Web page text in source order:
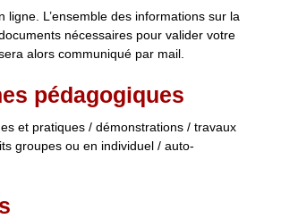
ligne. L’ensemble des informations sur la
nécessaires pour valider votre
alors communiqué par mail.
pédagogiques
et pratiques / démonstrations / travaux
groupes ou en individuel / auto-